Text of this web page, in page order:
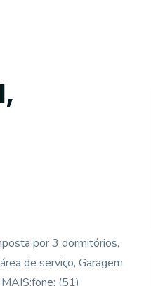
por 3 dormitórios,
de serviço, Garagem
(51)